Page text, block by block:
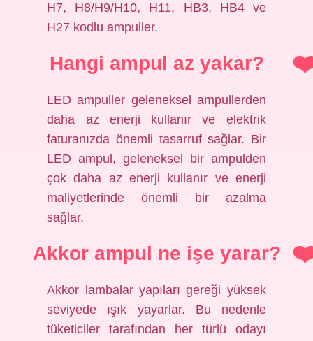
H7, H8/H9/H10, H11, HB3, HB4 ve
H27 kodlu ampuller.
Hangi ampul az yakar?
LED ampuller geleneksel ampullerden
daha az enerji kullanır ve elektrik
faturanızda önemli tasarruf sağlar. Bir
LED ampul, geleneksel bir ampulden
çok daha az enerji kullanır ve enerji
maliyetlerinde önemli bir azalma
sağlar.
Akkor ampul ne işe yarar?
Akkor lambalar yapıları gereği yüksek
seviyede ışık yayarlar. Bu nedenle
tüketiciler tarafından her türlü odayı